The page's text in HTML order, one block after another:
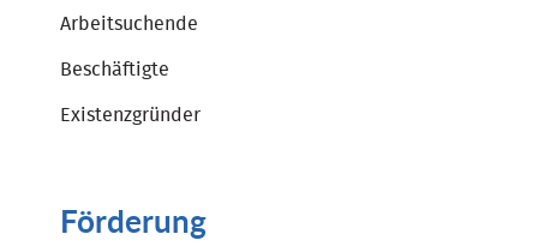
Arbeitsuchende
Beschäftigte
Existenzgründer
Förderung